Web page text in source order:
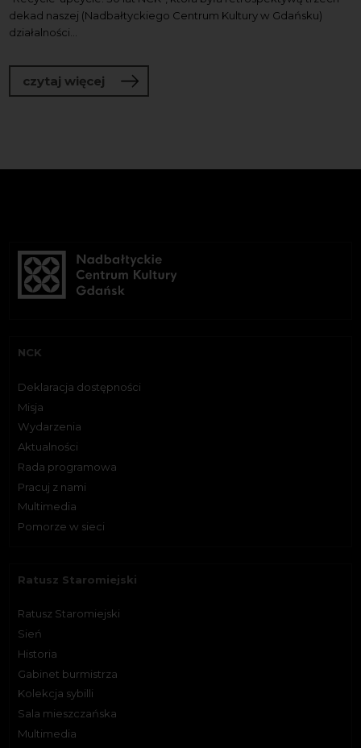
dekad naszej (Nadbałtyckiego Centrum Kultury w Gdańsku)
działalności...
czytaj więcej o Oświadczenie
NCK
Deklaracja dostępności
Misja
Wydarzenia
Aktualności
Rada programowa
Pracuj z nami
Multimedia
Pomorze w sieci
Ratusz Staromiejski
Ratusz Staromiejski
Sień
Historia
Gabinet burmistrza
Kolekcja sybilli
Sala mieszczańska
Multimedia